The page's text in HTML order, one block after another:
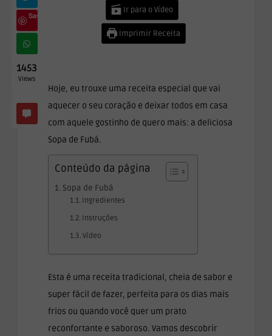
Save
1453
Views
Ir para o Vídeo
Imprimir Receita
Hoje, eu trouxe uma receita especial que vai
aquecer o seu coração e deixar todos em casa
com aquele gostinho de quero mais: a deliciosa
Sopa de Fubá.
Conteúdo da página
Sopa de Fubá
Ingredientes
Instruções
Vídeo
Esta é uma receita tradicional, cheia de sabor e
super fácil de fazer, perfeita para os dias mais
frios ou quando você quer um prato
reconfortante e saboroso. Vamos descobrir